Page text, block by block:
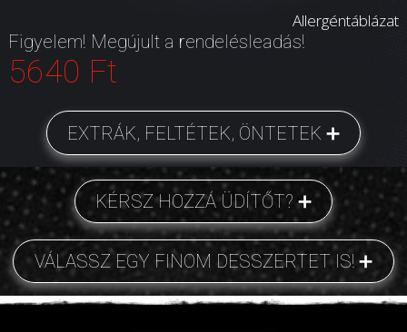
Allergéntáblázat
Figyelem! Megújult a rendelésleadás!
5640 Ft
EXTRÁK, FELTÉTEK, ÖNTETEK
KÉRSZ HOZZÁ ÜDÍTŐT?
VÁLASSZ EGY FINOM DESSZERTET IS!